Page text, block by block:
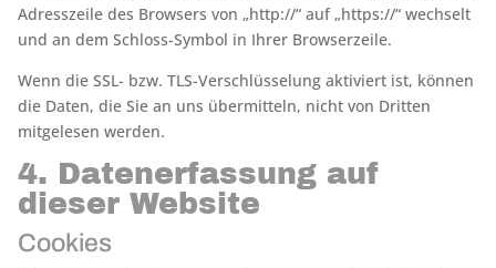
Adresszeile des Browsers von „http://“ auf „https://“ wechselt
und an dem Schloss-Symbol in Ihrer Browserzeile.
Wenn die SSL- bzw. TLS-Verschlüsselung aktiviert ist, können
die Daten, die Sie an uns übermitteln, nicht von Dritten
mitgelesen werden.
4. Datenerfassung auf
dieser Website
Cookies